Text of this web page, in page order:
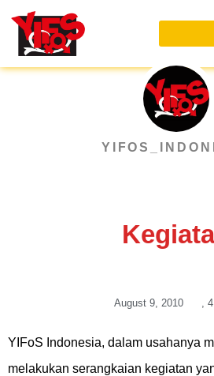
content
August 9, 2010 ,
YIFoS Indonesia, dalam usahanya
melakukan serangkaian kegiatan